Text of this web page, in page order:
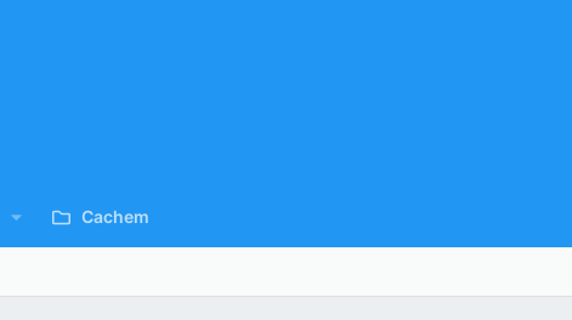
Cachem